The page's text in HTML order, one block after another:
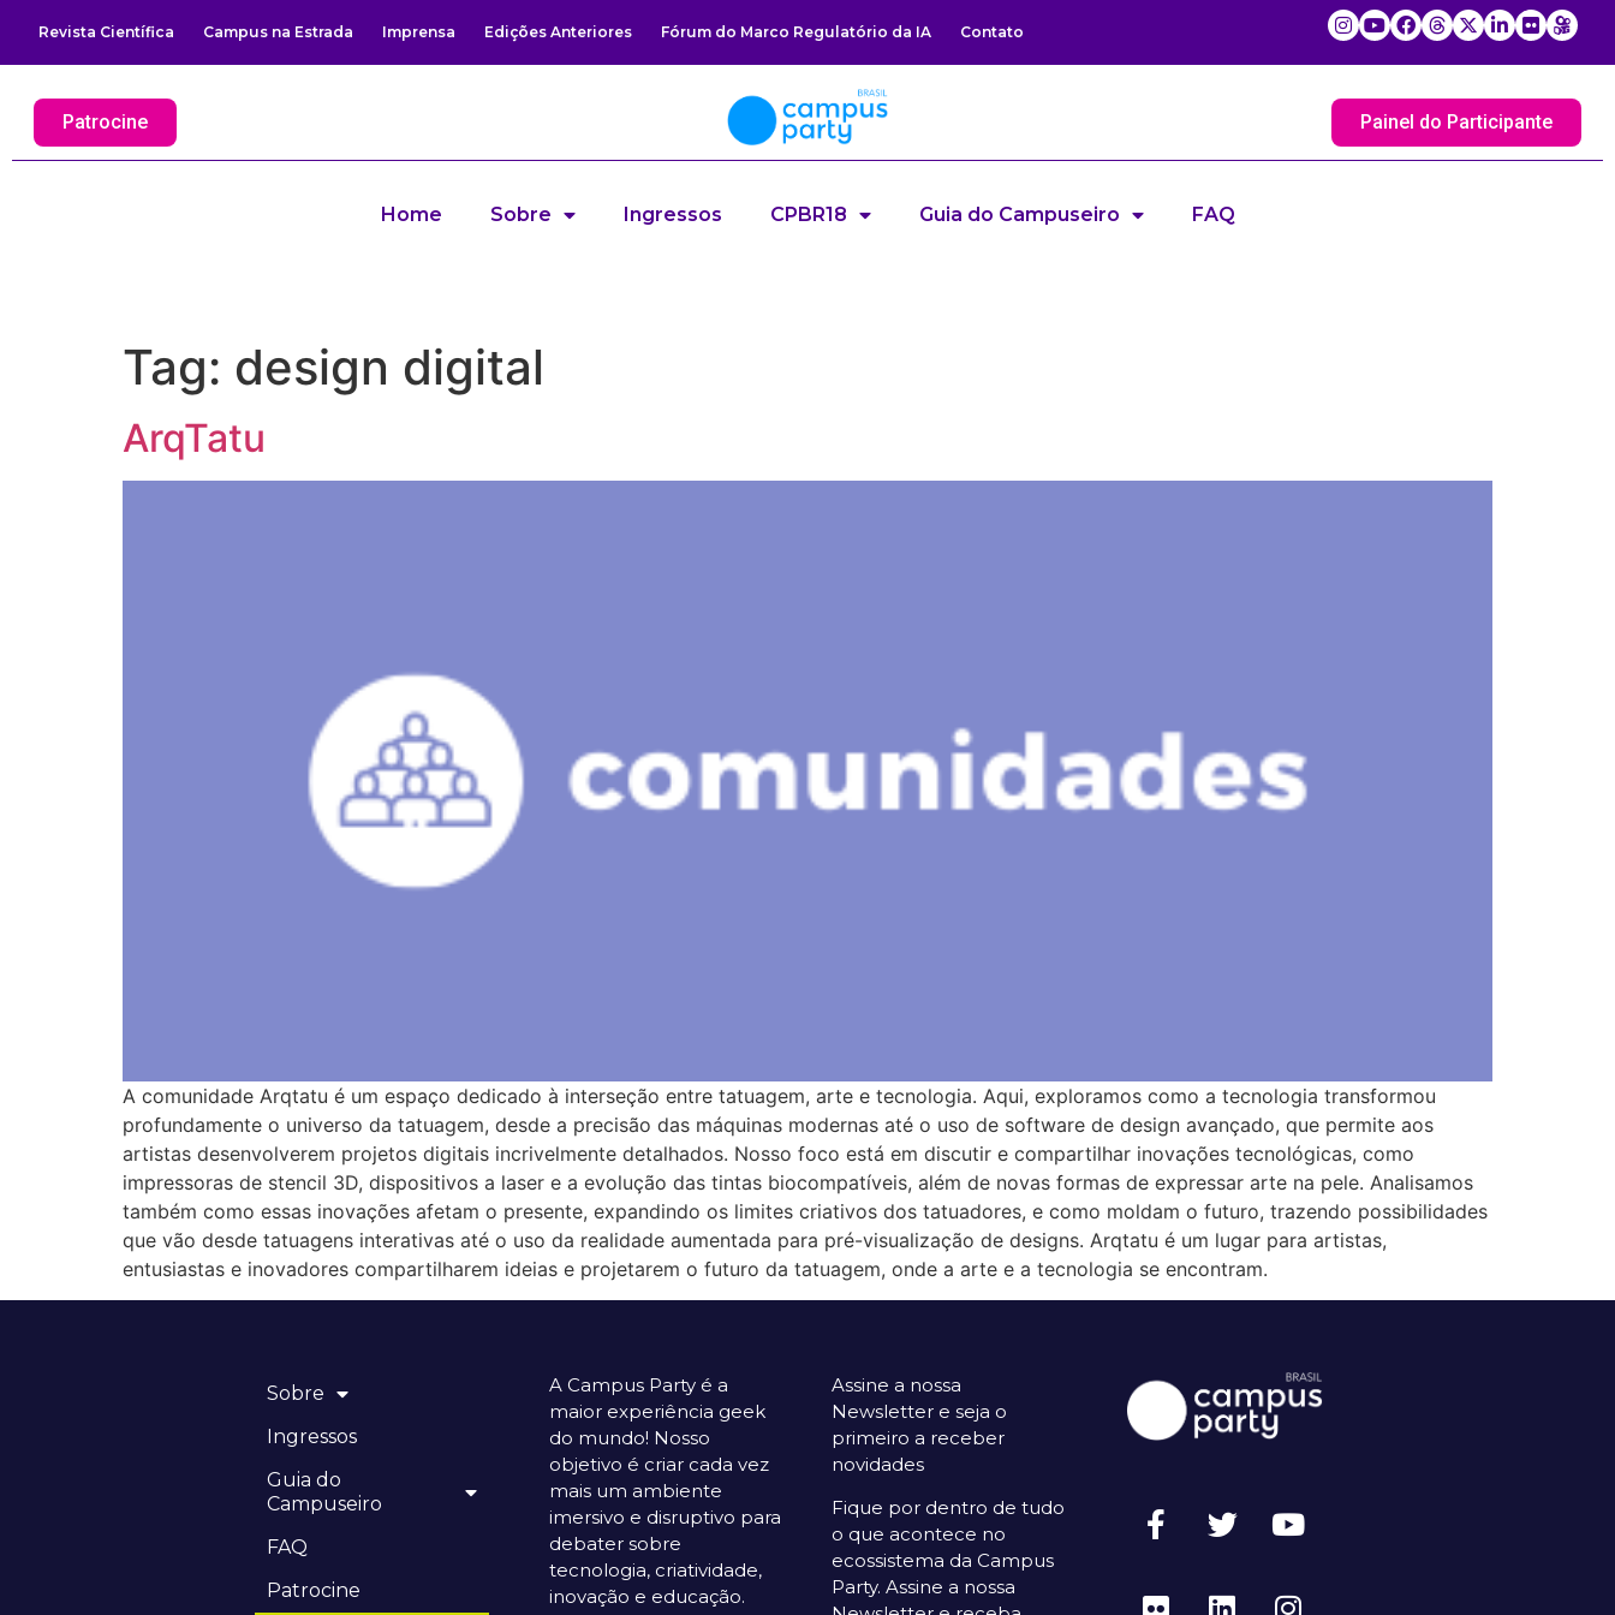
Revista Científica Campus na Estrada Imprensa Edições Anteriores Fórum do Marco Regulatório da IA Contato
Patrocine Painel do Participante
Home Sobre Ingressos CPBR18 Guia do Campuseiro FAQ
Tag: design digital
ArqTatu
A comunidade Arqtatu é um espaço dedicado à interseção entre tatuagem, arte e tecnologia. Aqui, exploramos como a tecnologia transformou
profundamente o universo da tatuagem, desde a precisão das máquinas modernas até o uso de software de design avançado, que permite aos
artistas desenvolverem projetos digitais incrivelmente detalhados. Nosso foco está em discutir e compartilhar inovações tecnológicas, como
impressoras de stencil 3D, dispositivos a laser e a evolução das tintas biocompatíveis, além de novas formas de expressar arte na pele. Analisamos
também como essas inovações afetam o presente, expandindo os limites criativos dos tatuadores, e como moldam o futuro, trazendo possibilidades
que vão desde tatuagens interativas até o uso da realidade aumentada para pré-visualização de designs. Arqtatu é um lugar para artistas,
entusiastas e inovadores compartilharem ideias e projetarem o futuro da tatuagem, onde a arte e a tecnologia se encontram.
Sobre
Ingressos
Guia do
Campuseiro
FAQ
Patrocine
A Campus Party é a
maior experiência geek
do mundo! Nosso
objetivo é criar cada vez
mais um ambiente
imersivo e disruptivo para
debater sobre
tecnologia, criatividade,
inovação e educação.
Assine a nossa
Newsletter e seja o
primeiro a receber
novidades
Fique por dentro de tudo
o que acontece no
ecossistema da Campus
Party. Assine a nossa